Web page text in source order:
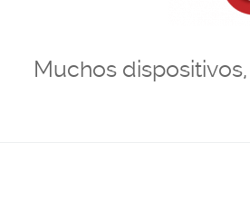
Muchos
incluyendo sensores de energía y